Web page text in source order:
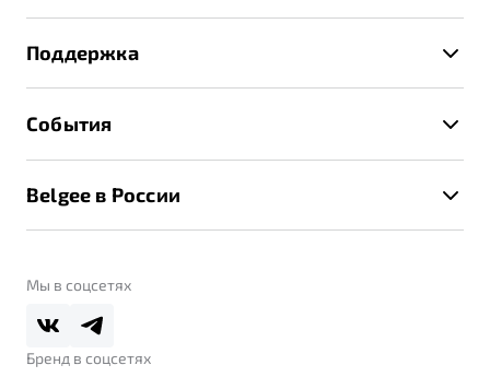
Получить предложение
Страхование
Расчет КАСКО
Техническое обслуживание
Калькулятор ТО
Поддержка
Помощь на дорогах
Belgee Линк
Belgee Плюс
Реферальная программа
События
Belgee в России
О дилерском центре
Правовая информация
Мы в соцсетях
Бренд в соцсетях